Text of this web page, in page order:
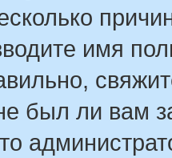
имя
был ли вам